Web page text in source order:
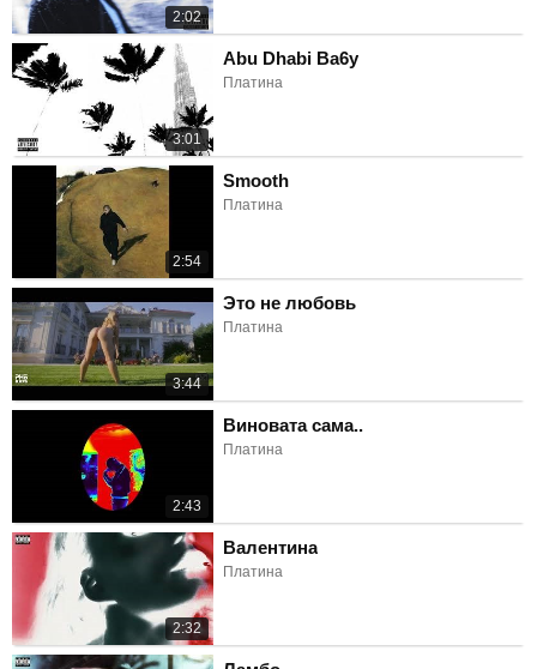
2:02
3:01
Abu Dhabi Ba6y
Платина
2:54
Smooth
Платина
3:44
Это не любовь
Платина
2:43
Виновата сама..
Платина
2:32
Валентина
Платина